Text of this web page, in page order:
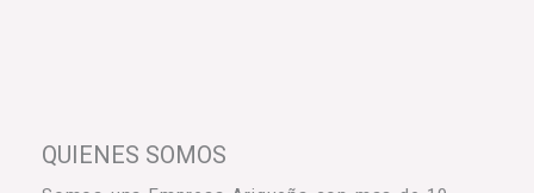
QUIENES SOMOS